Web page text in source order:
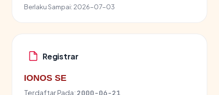
Berlaku Sampai: 2026-07-03
Registrar
IONOS SE
Terdaftar Pada: 2000-06-21